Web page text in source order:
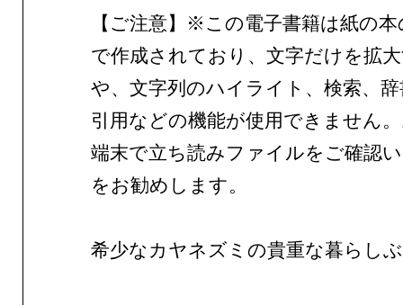
【ご注意】※この電子書籍は紙の
で作成されており、文字だけを拡
や、文字列のハイライト、検索、
引用などの機能が使用できません
端末で立ち読みファイルをご確認
をお勧めします。
希少なカヤネズミの貴重な暮らし